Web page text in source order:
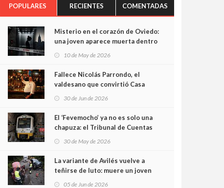
POPULARES RECIENTES COMENTADAS
Misterio en el corazón de Oviedo:
una joven aparece muerta dentro
cámaras captan sus últimos
minutos
10 de May de 2026
Fallece Nicolás Parrondo, el
valdesano que convirtió Casa
30 de Jun de 2026
El ‘Fevemocho’ ya no es solo una
chapuza: el Tribunal de Cuentas
sobrecoste de los trenes que no
cabían por los túneles
30 de May de 2026
La variante de Avilés vuelve a
teñirse de luto: muere un joven
05 de Jun de 2026